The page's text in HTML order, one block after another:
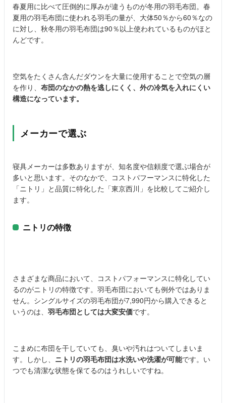
春夏用に比べて圧倒的に厚みが違うものが冬用の羽毛布団。春
夏用の羽毛布団に使われる羽毛の量が、大体50％から60％なの
に対し、秋冬用の羽毛布団は90％以上使われているものがほと
んどです。
空気をたくさん含んだダウンを大量に使用することで空気の層
を作り、 布団のなかの熱を逃しにくく、外の冷気を入れにくい
構造になっています。
メーカーで選ぶ
寝具メーカーは多数ありますが、知名度や信頼度で選ぶ場合が
多いと思います。そのなかで、コストパフーマンスに特化した
「ニトリ」と品質に特化した「東京西川」を比較してご紹介し
ます。
ニトリの特徴
さまざまな商品において、コストパフォーマンスに特化してい
るのがニトリの特徴です。羽毛布団においても例外ではありま
せん。シングルサイズの羽毛布団が7,990円から購入できると
いうのは、 羽毛布団としては大変安価です。
こまめに布団を干していても、臭いや汚れはついてしまいま
す。しかし、 ニトリの羽毛布団は水洗いや洗濯が可能です。い
つでも清潔な状態を保てるのはうれしいですね。